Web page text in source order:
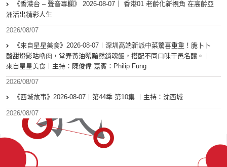
《香港台 – 聲音專欄》 2026-08-07｜ 香港01 老齡化新視角 在高齡亞
洲活出精彩人生
2026/08/07
《來自星星美食》2026-08-07︱深圳高端新派中菜驚喜重重！脆卜卜
酸甜燈影咕嚕肉，堂弄黃油蟹黯然銷魂飯，搭配不同口味干邑名釀。︱
來自星星美食︱主持：陳俊偉 嘉賓：Philip Fung
2026/08/07
《西城故事》2026-08-07︱第44季 第10集 ︱主持：沈西城
2026/08/07